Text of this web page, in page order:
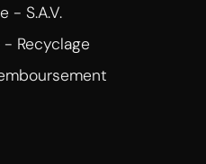
- S.A.V.
- Recyclage